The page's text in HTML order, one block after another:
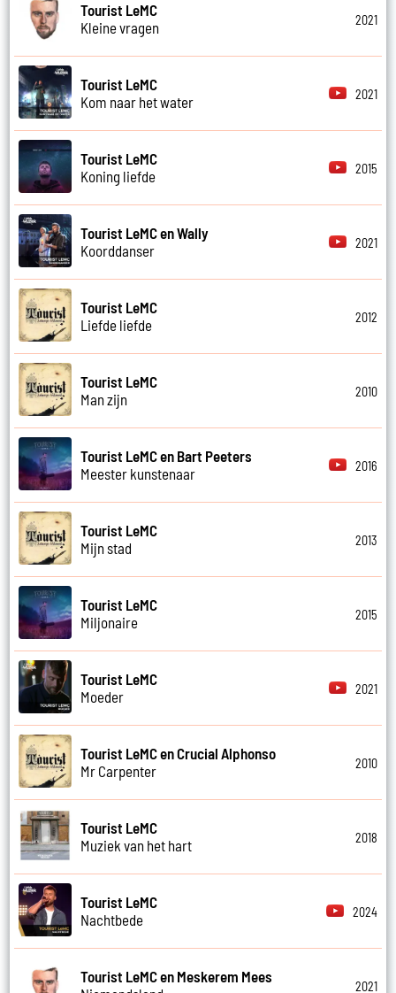
Tourist LeMC
Kleine vragen
2021
Tourist LeMC
Kom naar het water
2021
Tourist LeMC
Koning liefde
2015
Tourist LeMC en Wally
Koorddanser
2021
Tourist LeMC
Liefde liefde
2012
Tourist LeMC
Man zijn
2010
Tourist LeMC en Bart Peeters
Meester kunstenaar
2016
Tourist LeMC
Mijn stad
2013
Tourist LeMC
Miljonaire
2015
Tourist LeMC
Moeder
2021
Tourist LeMC en Crucial Alphonso
Mr Carpenter
2010
Tourist LeMC
Muziek van het hart
2018
Tourist LeMC
Nachtbede
2024
Tourist LeMC en Meskerem Mees
2021